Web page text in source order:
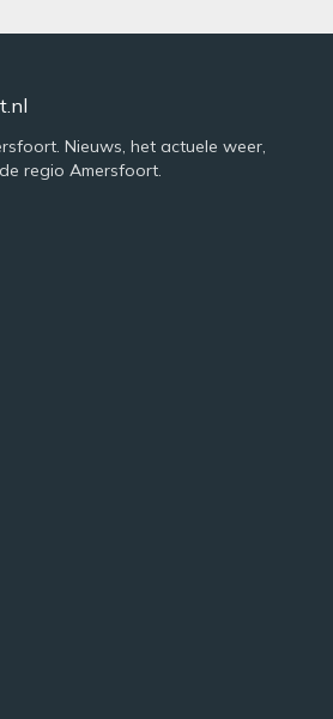
Nieuws, het actuele weer,
regio Amersfoort.